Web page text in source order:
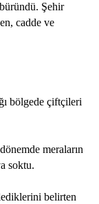
Şehir
cadde ve
bölgede çiftçileri
meraların
soktu.
belirten